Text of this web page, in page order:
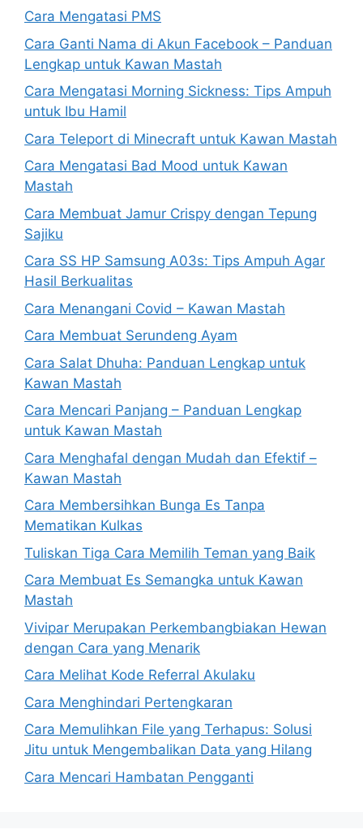
Cara Mengatasi PMS
Cara Ganti Nama di Akun Facebook – Panduan
Lengkap untuk Kawan Mastah
Cara Mengatasi Morning Sickness: Tips Ampuh
untuk Ibu Hamil
Cara Teleport di Minecraft untuk Kawan Mastah
Cara Mengatasi Bad Mood untuk Kawan
Mastah
Cara Membuat Jamur Crispy dengan Tepung
Sajiku
Cara SS HP Samsung A03s: Tips Ampuh Agar
Hasil Berkualitas
Cara Menangani Covid – Kawan Mastah
Cara Membuat Serundeng Ayam
Cara Salat Dhuha: Panduan Lengkap untuk
Kawan Mastah
Cara Mencari Panjang – Panduan Lengkap
untuk Kawan Mastah
Cara Menghafal dengan Mudah dan Efektif –
Kawan Mastah
Cara Membersihkan Bunga Es Tanpa
Mematikan Kulkas
Tuliskan Tiga Cara Memilih Teman yang Baik
Cara Membuat Es Semangka untuk Kawan
Mastah
Vivipar Merupakan Perkembangbiakan Hewan
dengan Cara yang Menarik
Cara Melihat Kode Referral Akulaku
Cara Menghindari Pertengkaran
Cara Memulihkan File yang Terhapus: Solusi
Jitu untuk Mengembalikan Data yang Hilang
Cara Mencari Hambatan Pengganti